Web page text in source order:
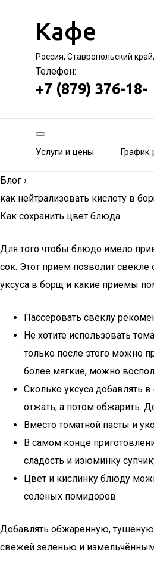
Кафе
Россия, Ставропольский
Телефон:
+7 (879) 376-18-
Услуги и цены График
Блог ›
как нейтрализовать кислоту в
Как сохранить цвет блюда
Для того чтобы блюдо имело
сок. Этот прием позволит свекле
уксуса в борщ и какие приемы
Пассеровать свеклу
Не хотите использовать
только после этого можно
более мягкие, можно
Сколько уксуса добавлять
отжать, а потом обжарить.
Вместо томатной пасты и
В самом конце
сладость и изюминку
Цвет и кислинку блюду
соленых помидоров.
Добавлять обжаренную, тушеную
свежей зеленью и